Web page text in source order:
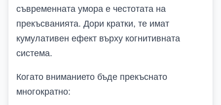
съвременната умора е честотата на
прекъсванията. Дори кратки, те имат
кумулативен ефект върху когнитивната
система.
Когато вниманието бъде прекъснато
многократно: